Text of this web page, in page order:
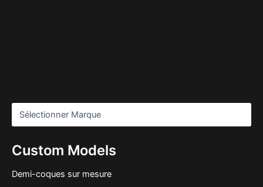
Custom Models
Demi-coques sur mesure